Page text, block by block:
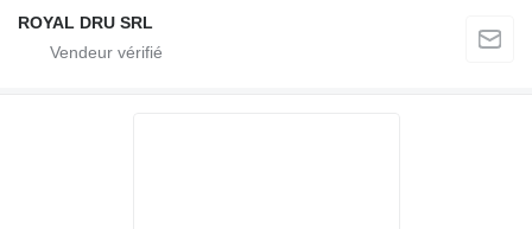
ROYAL DRU SRL